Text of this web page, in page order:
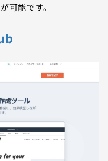
可能です。